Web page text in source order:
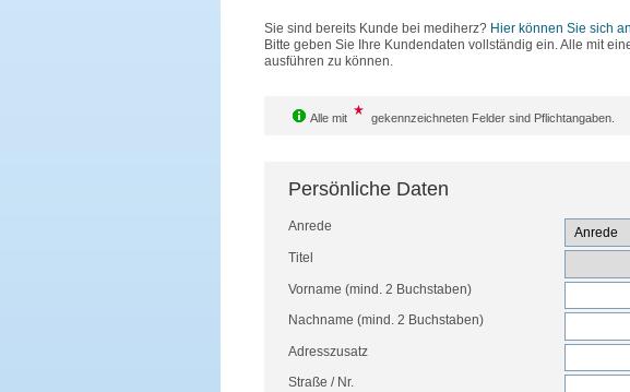
Sie sind bereits Kunde bei mediherz? Hier können Sie sich
Bitte geben Sie Ihre Kundendaten vollständig ein. Alle mit
ausführen zu können.
Alle mit gekennzeichneten Felder sind Pflichtangaben.
Persönliche Daten
Anrede
Titel
Vorname (mind. 2 Buchstaben)
Nachname (mind. 2 Buchstaben)
Adresszusatz
Straße / Nr.